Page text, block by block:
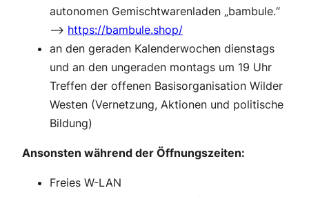
autonomen Gemischtwarenladen „bambule.“
–> https://bambule.shop/
an den geraden Kalenderwochen dienstags
und an den ungeraden montags um 19 Uhr
Treffen der offenen Basisorganisation Wilder
Westen (Vernetzung, Aktionen und politische
Bildung)
Ansonsten während der Öffnungszeiten:
Freies W-LAN